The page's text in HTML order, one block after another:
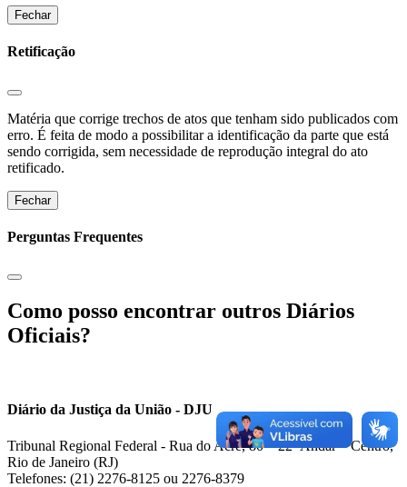
Fechar
Retificação
Matéria que corrige trechos de atos que tenham sido publicados com
erro. É feita de modo a possibilitar a identificação da parte que está
sendo corrigida, sem necessidade de reprodução integral do ato
retificado.
Fechar
Perguntas Frequentes
Como posso encontrar outros Diários
Oficiais?
Diário da Justiça da União - DJU
Tribunal Regional Federal - Rua do Acre, 80 – 22º Andar – Centro,
Rio de Janeiro (RJ)
Telefones: (21) 2276-8125 ou 2276-8379